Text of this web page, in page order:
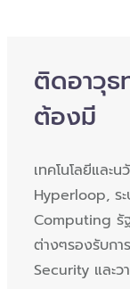
ติดอาวุ
ต้องมี
เทคโนโลยีและ
Hyperloop, ร
Computing รั
ต่างๆรองรับก
Security และว